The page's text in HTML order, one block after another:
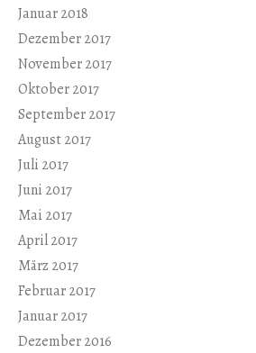
Januar 2018
Dezember 2017
November 2017
Oktober 2017
September 2017
August 2017
Juli 2017
Juni 2017
Mai 2017
April 2017
März 2017
Februar 2017
Januar 2017
Dezember 2016